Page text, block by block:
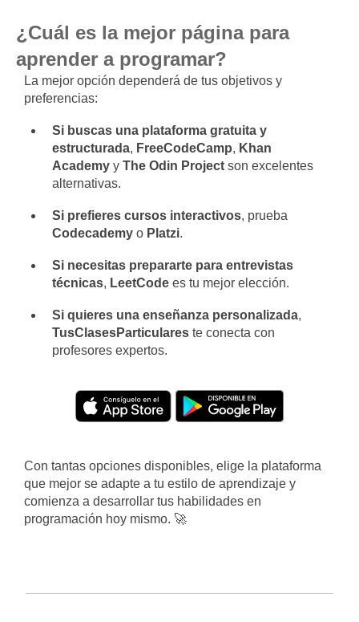
¿Cuál es la mejor página para
aprender a programar?
La mejor opción dependerá de tus objetivos y
preferencias:
Si buscas una plataforma gratuita y
estructurada, FreeCodeCamp, Khan
Academy yThe Odin Project son excelentes
alternativas.
Si prefieres cursos interactivos, prueba
Codecademy o Platzi.
Si necesitas prepararte para entrevistas
técnicas, LeetCode es tu mejor elección.
Si quieres una enseñanza personalizada,
TusClasesParticulares te conecta con
profesores expertos.
Con tantas opciones disponibles, elige la plataforma
que mejor se adapte a tu estilo de aprendizaje y
comienza a desarrollar tus habilidades en
programación hoy mismo. 🚀